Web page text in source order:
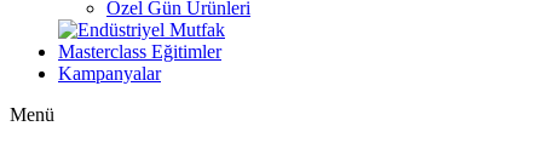
Özel Gün Ürünleri
Masterclass Eğitimler
Kampanyalar
Menü